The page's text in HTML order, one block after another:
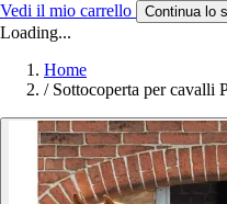
Vedi il mio carrello Continua lo
Loading...
Home
/ Sottocoperta per cavalli